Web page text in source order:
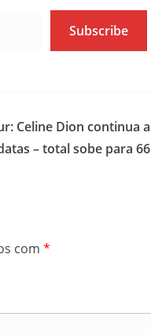
Subscribe
Celine Dion continua a
– total sobe para 66
com *